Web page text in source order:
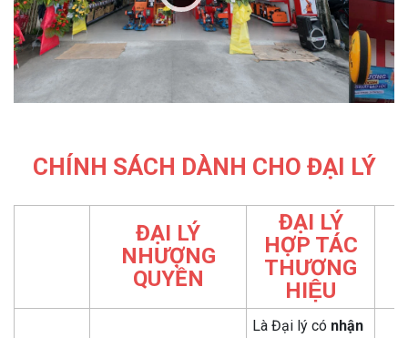
CHÍNH SÁCH DÀNH CHO ĐẠI LÝ
ĐẠI LÝ
NHƯỢNG
QUYỀN
ĐẠI LÝ
HỢP TÁC
THƯƠNG
HIỆU
Là Đại lý có nhận